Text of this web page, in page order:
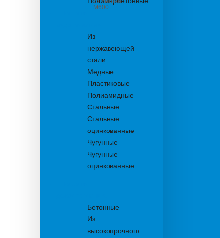
из бетона
М600
Из
нержавеющей
стали
Медные
Пластиковые
Полиамидные
Стальные
Стальные
оцинкованные
Чугунные
Чугунные
оцинкованные
Бетонные
Из
высокопрочного